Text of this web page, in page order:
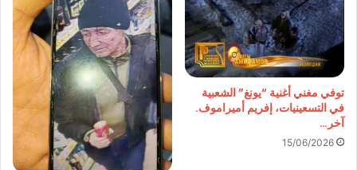
توفي مغني أغنية “يونغ” الشعبية
في التسعينيات، إفريم أميراموف.
آخر…
15/06/2026